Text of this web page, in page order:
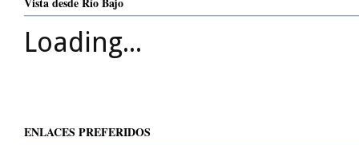
Loading...
ENLACES PREFERIDOS